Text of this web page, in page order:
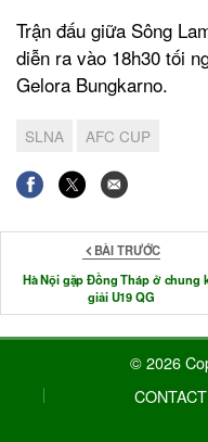
Trận đấu giữa Sông
diễn ra vào 18h30 tối
Gelora Bungkarno.
SLNA AFC CUP
BÀI TRƯỚC
Hà Nội gặp Đồng Tháp ở chung
giải U19 QG
© 2026
CONTACT